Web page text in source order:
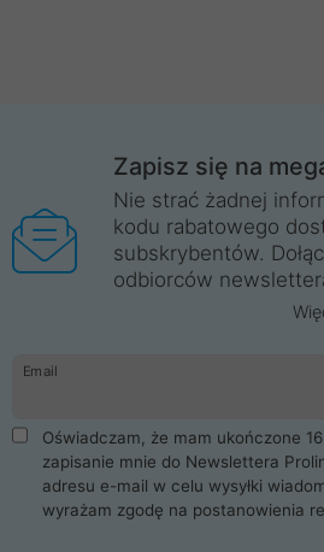
Zapisz się na
Nie strać żadnej
kodu rabatowego
subskrybentów.
odbiorców
Email
Oświadczam, że mam ukończone
zapisanie mnie do Newslettera
adresu e-mail w celu wysyłki
wyrażam zgodę na postanowienia